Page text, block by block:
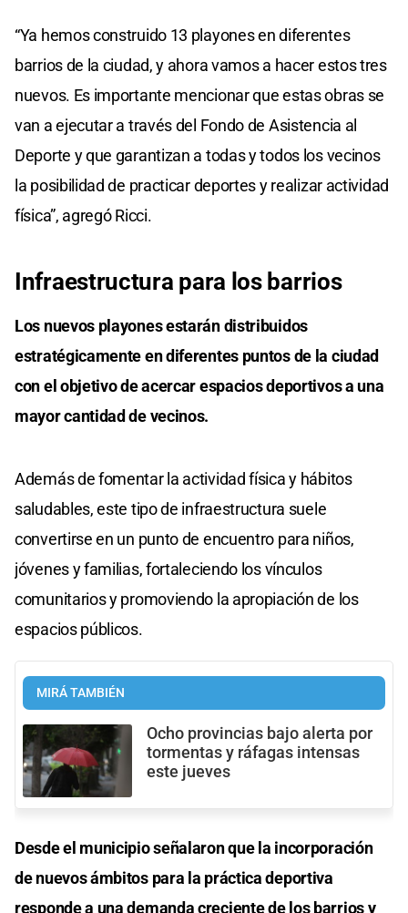
“Ya hemos construido 13 playones en diferentes
barrios de la ciudad, y ahora vamos a hacer estos tres
nuevos. Es importante mencionar que estas obras se
van a ejecutar a través del Fondo de Asistencia al
Deporte y que garantizan a todas y todos los vecinos
la posibilidad de practicar deportes y realizar actividad
física”, agregó Ricci.
Infraestructura para los barrios
Los nuevos playones estarán distribuidos
estratégicamente en diferentes puntos de la ciudad
con el objetivo de acercar espacios deportivos a una
mayor cantidad de vecinos.
Además de fomentar la actividad física y hábitos
saludables, este tipo de infraestructura suele
convertirse en un punto de encuentro para niños,
jóvenes y familias, fortaleciendo los vínculos
comunitarios y promoviendo la apropiación de los
espacios públicos.
MIRÁ TAMBIÉN
Ocho provincias bajo alerta por
tormentas y ráfagas intensas
este jueves
Desde el municipio señalaron que la incorporación
de nuevos ámbitos para la práctica deportiva
responde a una demanda creciente de los barrios y